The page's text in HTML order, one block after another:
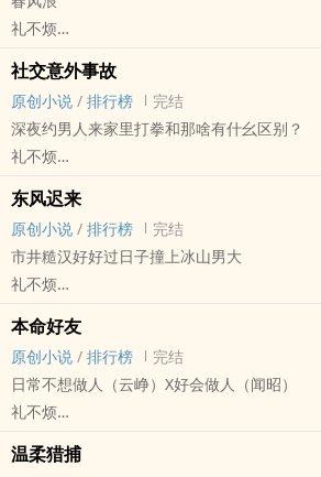
老夫老夫穷折腾差点折腾黄！
成熟男人分手前后
司机x总裁
………………………
初冬的晚高峰，红彤彤黑压压，纵使豪车跑在
烟瘾犯了但是不能抽，毕竟开的是大老板的专
接机大厅人来人往，赵酒只一眼便看到了人
人，刑凤。
礼不烦
暧昧 - 扮猪吃虎 - 因缘邂逅 - 年下
康安县，穷乡僻壤。
大导演刘梅的文艺片《野火》即将在这里开拍
事题材保密，网传已经低调开机。
“纯良无害”顶流影帝X扶贫县网吧老板
天上地上的两个人，是外网某知名小众付费
社交意外事故
原创小说 / 排行榜
完结
深夜约男人来家里打拳和那啥有什幺区别？
礼不烦
现代 - 暧昧 - 因缘邂逅 - 强强
“禁欲”精英X潇洒“混混”
网络情缘 强强暧昧 情投意合
小行星，近两年最火的社交软件
贺秋臣和鹿白的不匹配度高达99.9%
所以到底约还是不约？
高亮：文案所占篇幅少
东风迟来
原创小说 / 排行榜
完结
市井糙汉好好过日子撞上冰山男大
礼不烦
强强 - 年下 - 直掰弯
糙帅老男人遭遇沉稳‍腹‍‍‎黑‌冰山
你为生活潇潇洒洒，我为爱情步步为营
注意：年下直掰弯 本质是市井小甜饼
本命好友
原创小说 / 排行榜
完结
日常不想做人（云峥）X好会做人（闻昭）
礼不烦
小甜饼 - 暧昧 - 暗恋 - 强强
温柔猎捕